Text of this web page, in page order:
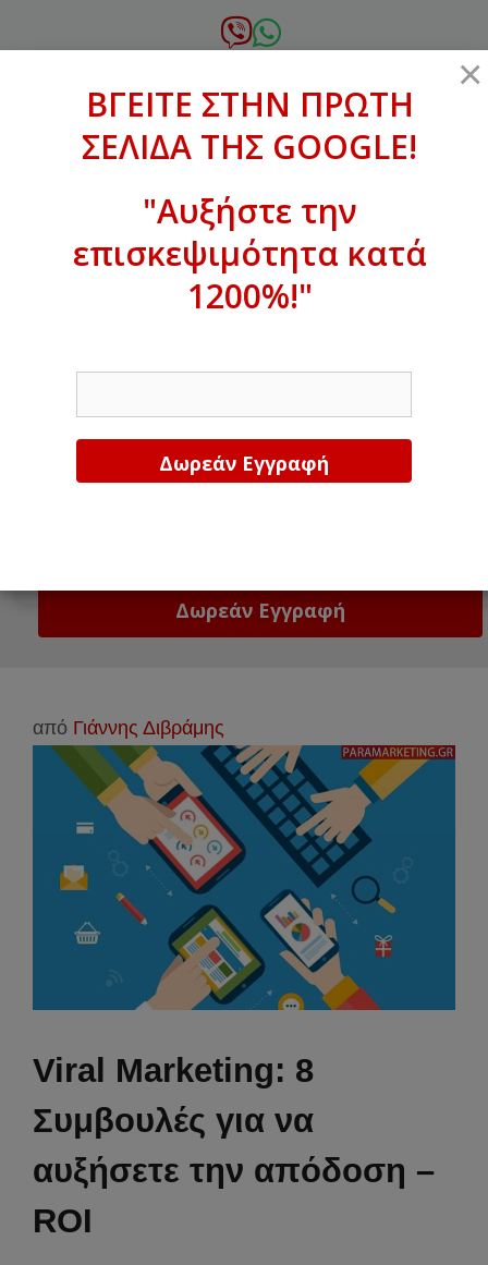
σε
xanthogenous@gmail.com
ΒΓΕΙΤΕ ΣΤΗΝ ΠΡΩΤΗ ΣΕΛΙΔΑ ΤΗΣ
GOOGLE!
από Γιάννης Διβράμης
Viral Marketing: 8
Συμβουλές για να
αυξήσετε την απόδοση –
ROI
×
ΒΓΕΙΤΕ ΣΤΗΝ ΠΡΩΤΗ
ΣΕΛΙΔΑ ΤΗΣ GOOGLE!
"Αυξήστε την
επισκεψιμότητα κατά
1200%!"